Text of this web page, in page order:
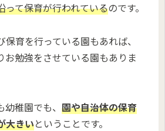
って保育が行われているのです。
育を行っている園もあれば、
お勉強をさせている園もありま
稚園でも、 園や自治体の保育
大きいということです。